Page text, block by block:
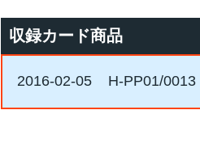
収録カード商品
2016-02-05 H-PP01/0013